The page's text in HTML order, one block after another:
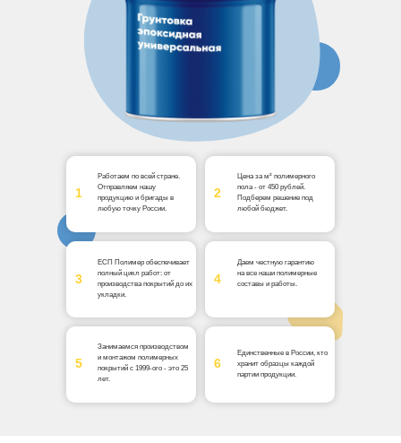
Работаем по всей стране.
Отправляем нашу
продукцию и бригады в
любую точку России.
Даем честную гарантию
на все наши полимерные
составы и работы.
Цена за м² полимерного
пола - от 450 рублей.
Подберем решение под
любой бюджет.
ЕСП Полимер обеспечивает
полный цикл работ: от
производства покрытий до их
укладки.
Занимаемся производством
и монтажом полимерных
покрытий с 1999-ого - это 25
лет.
Единственные в России, кто
хранит образцы каждой
партии продукции.
1
4
2
3
5 6